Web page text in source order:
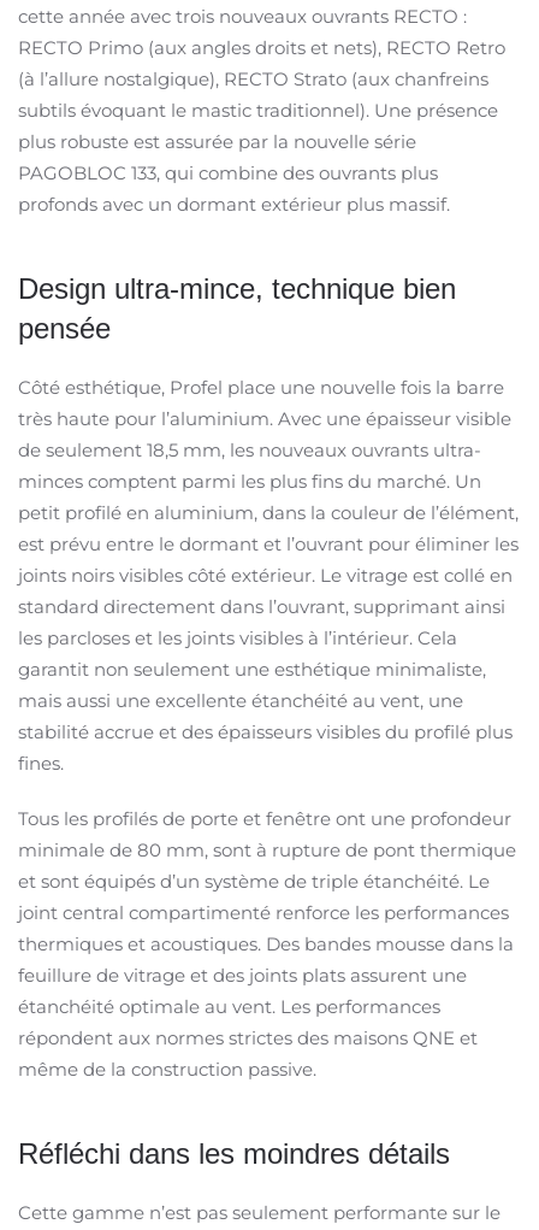
cette année avec trois nouveaux ouvrants RECTO :
RECTO Primo (aux angles droits et nets), RECTO Retro
(à l’allure nostalgique), RECTO Strato (aux chanfreins
subtils évoquant le mastic traditionnel). Une présence
plus robuste est assurée par la nouvelle série
PAGOBLOC 133, qui combine des ouvrants plus
profonds avec un dormant extérieur plus massif.
Design ultra-mince, technique bien
pensée
Côté esthétique, Profel place une nouvelle fois la barre
très haute pour l’aluminium. Avec une épaisseur visible
de seulement 18,5 mm, les nouveaux ouvrants ultra-
minces comptent parmi les plus fins du marché. Un
petit profilé en aluminium, dans la couleur de l’élément,
est prévu entre le dormant et l’ouvrant pour éliminer les
joints noirs visibles côté extérieur. Le vitrage est collé en
standard directement dans l’ouvrant, supprimant ainsi
les parcloses et les joints visibles à l’intérieur. Cela
garantit non seulement une esthétique minimaliste,
mais aussi une excellente étanchéité au vent, une
stabilité accrue et des épaisseurs visibles du profilé plus
fines.
Tous les profilés de porte et fenêtre ont une profondeur
minimale de 80 mm, sont à rupture de pont thermique
et sont équipés d’un système de triple étanchéité. Le
joint central compartimenté renforce les performances
thermiques et acoustiques. Des bandes mousse dans la
feuillure de vitrage et des joints plats assurent une
étanchéité optimale au vent. Les performances
répondent aux normes strictes des maisons QNE et
même de la construction passive.
Réfléchi dans les moindres détails
Cette gamme n’est pas seulement performante sur le